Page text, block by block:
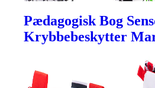
Pædagogisk Bog
Krybbebeskytter